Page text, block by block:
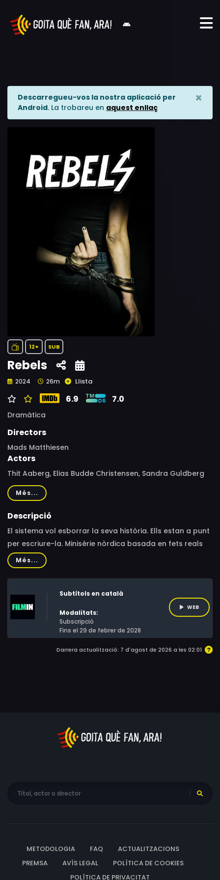
Descarregueu-vos la nostra aplicació per
Android. La trobareu en aquest enllaç
×
12+ SUB
Rebels
2024 26m Llista
6.9 7.0
Dramàtica
Directors
Mads Matthiesen
Actors
Thit Aaberg, Elias Budde Christensen, Sandra Guldberg
Kampp, Mohamed Djeziri, Vilmer Trier Brøgger, Anna
Daneskov Petersen, Lisbeth Wulff, Andrea Callin Tambosi,
Diego Grinblat
Més...
Descripció
El sistema vol esborrar la seva història. Ells estan a punt
per escriure-la. Minisèrie nòrdica basada en fets reals
sobre l’enderroc de la Casa de la Joventut de
Copenhaguen l’any 2007.La Iben, de 22 anys, i la seva
parella, l’Alex, de 20, són figures clau a la Casa de la
Joventut anarquista, un refugi per a joves que no
encaixen enlloc més. Quan l’estat ven inesperadament
l’edifici a una secta religiosa, la Iben i l’Alex, juntament
amb altres joves, decideixen actuar... però des de punts
de vista molt diferents.
Més...
Subtítols en català
Modalitats:
Subscripció
Fins el 29 de febrer de 2028
WEB
Darrera actualització: 7 d'agost de 2026 a les 02:01
METODOLOGIA FAQ
ACTUALITZACIONS
PREMSA
AVÍS LEGAL
POLÍTICA DE COOKIES
POLÍTICA DE PRIVACITAT